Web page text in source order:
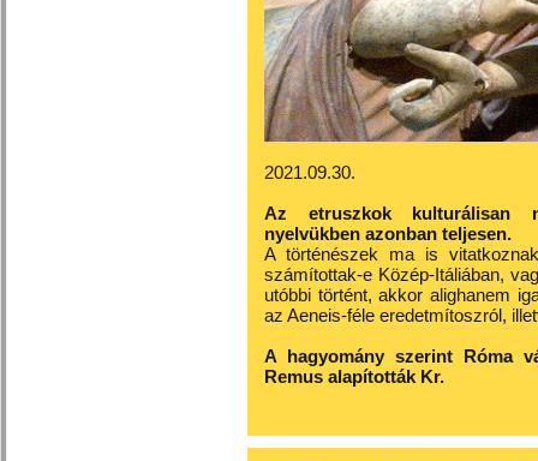
2021.09.30.
Az etruszkok kulturálisan
nyelvükben azonban teljesen.
A történészek ma is
számítottak-e Közép-Itáliában,
utóbbi történt, akkor alighanem
az Aeneis-féle eredetmítoszról,
A hagyomány szerint Róma
Remus alapították Kr.